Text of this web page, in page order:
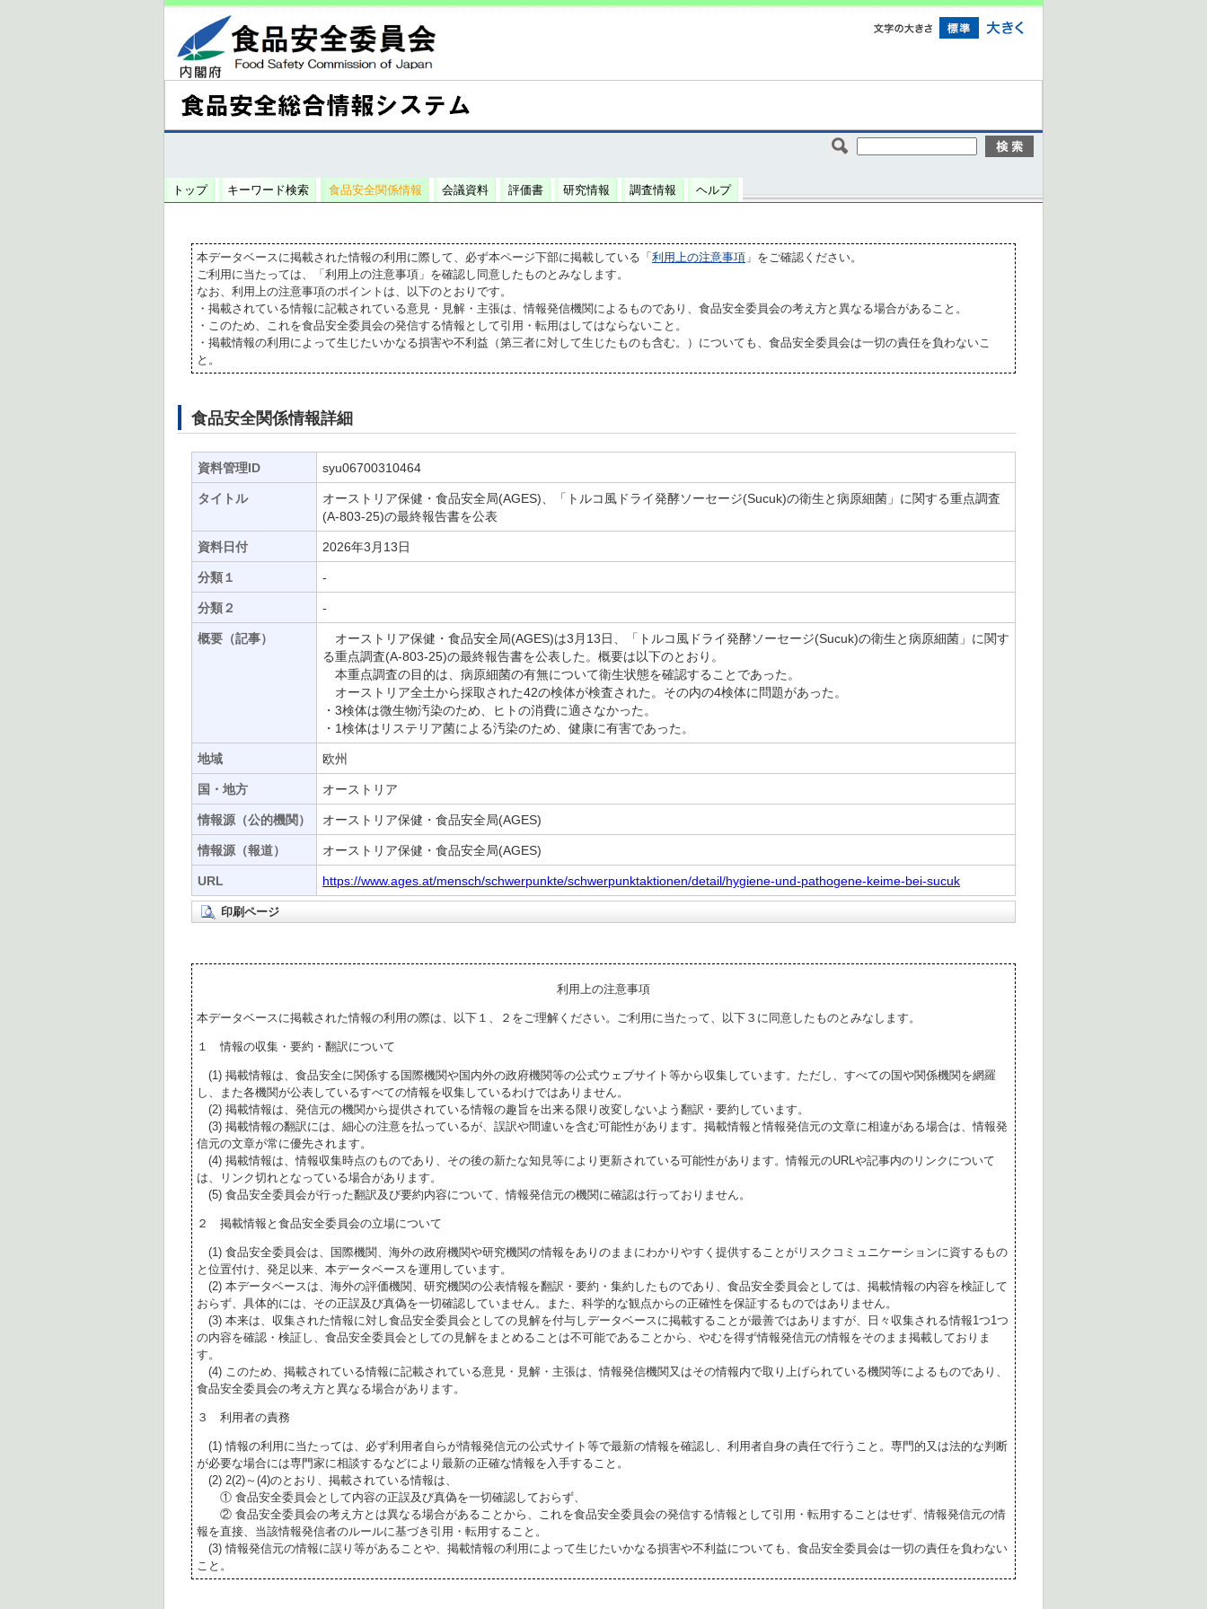
トップ キーワード検索 食品安全関係情報 会議資料 評価書 研究情報 調査情報 ヘルプ
本データベースに掲載された情報の利用に際して、必ず本ページ下部に掲載している「 利用上の注意事項 」をご確認ください。
ご利用に当たっては、「利用上の注意事項」を確認し同意したものとみなします。
なお、利用上の注意事項のポイントは、以下のとおりです。
・掲載されている情報に記載されている意見・見解・主張は、情報発信機関によるものであり、食品安全委員会の考え方と異なる場合があること。
・このため、これを食品安全委員会の発信する情報として引用・転用はしてはならないこと。
・掲載情報の利用によって生じたいかなる損害や不利益（第三者に対して生じたものも含む。）についても、食品安全委員会は一切の責任を負わないこ
と。
食品安全関係情報詳細
資料管理ID syu06700310464
タイトル
オーストリア保健・食品安全局(AGES)、「トルコ風ドライ発酵ソーセージ(Sucuk)の衛生と病原細菌」に関する重点調査
(A-803-25)の最終報告書を公表
資料日付 2026年3月13日
分類１ -
分類２ -
概要（記事）
オーストリア保健・食品安全局(AGES)は3月13日、「トルコ風ドライ発酵ソーセージ(Sucuk)の衛生と病原細菌」に関す
る重点調査(A-803-25)の最終報告書を公表した。概要は以下のとおり。
本重点調査の目的は、病原細菌の有無について衛生状態を確認することであった。
オーストリア全土から採取された42の検体が検査された。その内の4検体に問題があった。
・3検体は微生物汚染のため、ヒトの消費に適さなかった。
・1検体はリステリア菌による汚染のため、健康に有害であった。
地域 欧州
国・地方 オーストリア
情報源（公的機関） オーストリア保健・食品安全局(AGES)
情報源（報道） オーストリア保健・食品安全局(AGES)
URL https://www.ages.at/mensch/schwerpunkte/schwerpunktaktionen/detail/hygiene-und-pathogene-keime-bei-sucuk
印刷ページ
利用上の注意事項
本データベースに掲載された情報の利用の際は、以下１、２をご理解ください。ご利用に当たって、以下３に同意したものとみなします。
１ 情報の収集・要約・翻訳について
(1) 掲載情報は、食品安全に関係する国際機関や国内外の政府機関等の公式ウェブサイト等から収集しています。ただし、すべての国や関係機関を網羅
し、また各機関が公表しているすべての情報を収集しているわけではありません。
(2) 掲載情報は、発信元の機関から提供されている情報の趣旨を出来る限り改変しないよう翻訳・要約しています。
(3) 掲載情報の翻訳には、細心の注意を払っているが、誤訳や間違いを含む可能性があります。掲載情報と情報発信元の文章に相違がある場合は、情報発
信元の文章が常に優先されます。
(4) 掲載情報は、情報収集時点のものであり、その後の新たな知見等により更新されている可能性があります。情報元のURLや記事内のリンクについて
は、リンク切れとなっている場合があります。
(5) 食品安全委員会が行った翻訳及び要約内容について、情報発信元の機関に確認は行っておりません。
２ 掲載情報と食品安全委員会の立場について
(1) 食品安全委員会は、国際機関、海外の政府機関や研究機関の情報をありのままにわかりやすく提供することがリスクコミュニケーションに資するもの
と位置付け、発足以来、本データベースを運用しています。
(2) 本データベースは、海外の評価機関、研究機関の公表情報を翻訳・要約・集約したものであり、食品安全委員会としては、掲載情報の内容を検証して
おらず、具体的には、その正誤及び真偽を一切確認していません。また、科学的な観点からの正確性を保証するものではありません。
(3) 本来は、収集された情報に対し食品安全委員会としての見解を付与しデータベースに掲載することが最善ではありますが、日々収集される情報1つ1つ
の内容を確認・検証し、食品安全委員会としての見解をまとめることは不可能であることから、やむを得ず情報発信元の情報をそのまま掲載しておりま
す。
(4) このため、掲載されている情報に記載されている意見・見解・主張は、情報発信機関又はその情報内で取り上げられている機関等によるものであり、
食品安全委員会の考え方と異なる場合があります。
３ 利用者の責務
(1) 情報の利用に当たっては、必ず利用者自らが情報発信元の公式サイト等で最新の情報を確認し、利用者自身の責任で行うこと。専門的又は法的な判断
が必要な場合には専門家に相談するなどにより最新の正確な情報を入手すること。
(2) 2(2)～(4)のとおり、掲載されている情報は、
① 食品安全委員会として内容の正誤及び真偽を一切確認しておらず、
② 食品安全委員会の考え方とは異なる場合があることから、これを食品安全委員会の発信する情報として引用・転用することはせず、情報発信元の情
報を直接、当該情報発信者のルールに基づき引用・転用すること。
(3) 情報発信元の情報に誤り等があることや、掲載情報の利用によって生じたいかなる損害や不利益についても、食品安全委員会は一切の責任を負わない
こと。